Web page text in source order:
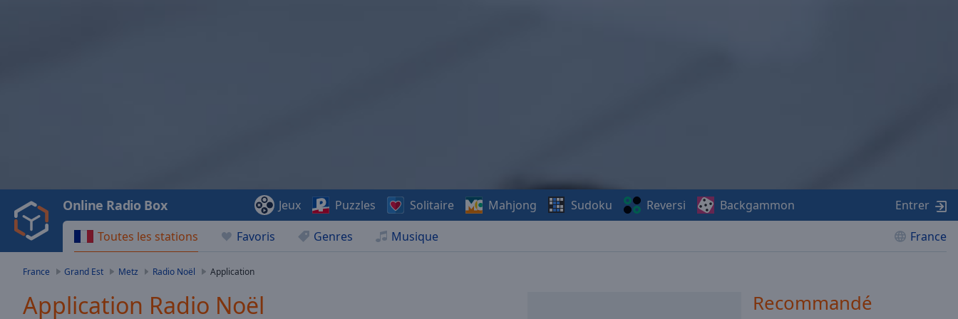
Video
Play
Backward
Skip
Current
Time0:00
Toutes les stations Favoris Genres Musique France
Online Radio Box Jeux Puzzles Solitaire Mahjong Sudoku Reversi Backgammon Entrer
France Grand Est Metz Radio Noël Application
Application Radio Noël Recommandé